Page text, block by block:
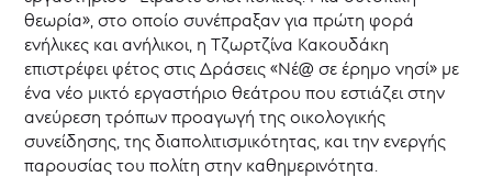
θεωρία», στο οποίο συνέπραξαν για πρώτη φορά
ενήλικες και ανήλικοι, η Τζωρτζίνα Κακουδάκη
επιστρέφει φέτος στις Δράσεις «Νέ@ σε έρημο νησί» με
ένα νέο μικτό εργαστήριο θεάτρου που εστιάζει στην
ανεύρεση τρόπων προαγωγή της οικολογικής
συνείδησης, της διαπολιτισμικότητας, και την ενεργής
παρουσίας του πολίτη στην καθημερινότητα.